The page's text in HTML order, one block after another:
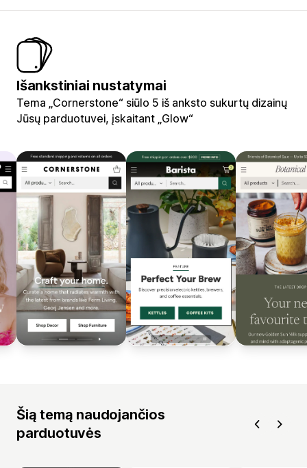
Išankstiniai nustatymai
Tema „Cornerstone“ siūlo 5 iš anksto sukurtų dizainų
Jūsų parduotuvei, įskaitant „Glow“
Šią temą naudojančios
parduotuvės